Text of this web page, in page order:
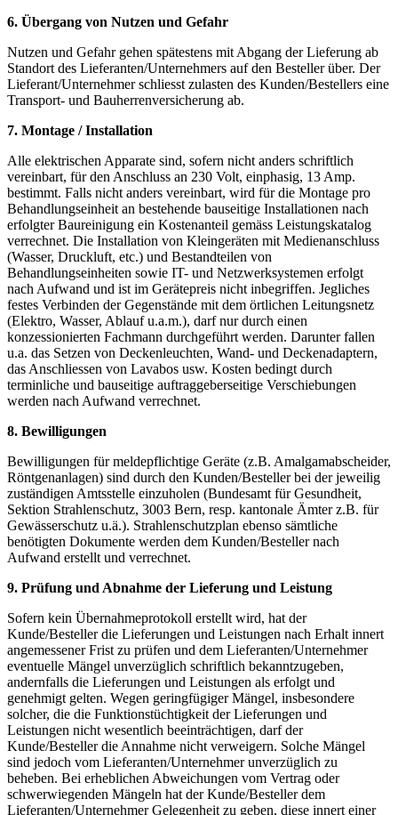
6. Übergang von Nutzen und Gefahr
Nutzen und Gefahr gehen spätestens mit Abgang der Lieferung ab
Standort des Lieferanten/Unternehmers auf den Besteller über. Der
Lieferant/Unternehmer schliesst zulasten des Kunden/Bestellers eine
Transport- und Bauherrenversicherung ab.
7. Montage / Installation
Alle elektrischen Apparate sind, sofern nicht anders schriftlich
vereinbart, für den Anschluss an 230 Volt, einphasig, 13 Amp.
bestimmt. Falls nicht anders vereinbart, wird für die Montage pro
Behandlungseinheit an bestehende bauseitige Installationen nach
erfolgter Baureinigung ein Kostenanteil gemäss Leistungskatalog
verrechnet. Die Installation von Kleingeräten mit Medienanschluss
(Wasser, Druckluft, etc.) und Bestandteilen von
Behandlungseinheiten sowie IT- und Netzwerksystemen erfolgt
nach Aufwand und ist im Gerätepreis nicht inbegriffen. Jegliches
festes Verbinden der Gegenstände mit dem örtlichen Leitungsnetz
(Elektro, Wasser, Ablauf u.a.m.), darf nur durch einen
konzessionierten Fachmann durchgeführt werden. Darunter fallen
u.a. das Setzen von Deckenleuchten, Wand- und Deckenadaptern,
das Anschliessen von Lavabos usw. Kosten bedingt durch
terminliche und bauseitige auftraggeberseitige Verschiebungen
werden nach Aufwand verrechnet.
8. Bewilligungen
Bewilligungen für meldepflichtige Geräte (z.B. Amalgamabscheider,
Röntgenanlagen) sind durch den Kunden/Besteller bei der jeweilig
zuständigen Amtsstelle einzuholen (Bundesamt für Gesundheit,
Sektion Strahlenschutz, 3003 Bern, resp. kantonale Ämter z.B. für
Gewässerschutz u.ä.). Strahlenschutzplan ebenso sämtliche
benötigten Dokumente werden dem Kunden/Besteller nach
Aufwand erstellt und verrechnet.
9. Prüfung und Abnahme der Lieferung und Leistung
Sofern kein Übernahmeprotokoll erstellt wird, hat der
Kunde/Besteller die Lieferungen und Leistungen nach Erhalt innert
angemessener Frist zu prüfen und dem Lieferanten/Unternehmer
eventuelle Mängel unverzüglich schriftlich bekanntzugeben,
andernfalls die Lieferungen und Leistungen als erfolgt und
genehmigt gelten. Wegen geringfügiger Mängel, insbesondere
solcher, die die Funktionstüchtigkeit der Lieferungen und
Leistungen nicht wesentlich beeinträchtigen, darf der
Kunde/Besteller die Annahme nicht verweigern. Solche Mängel
sind jedoch vom Lieferanten/Unternehmer unverzüglich zu
beheben. Bei erheblichen Abweichungen vom Vertrag oder
schwerwiegenden Mängeln hat der Kunde/Besteller dem
Lieferanten/Unternehmer Gelegenheit zu geben, diese innert einer